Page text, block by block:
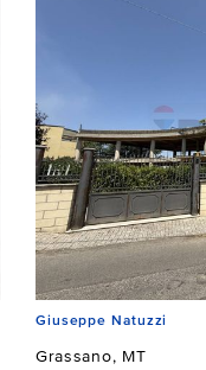
Giuseppe Natuzzi
Grassano, MT